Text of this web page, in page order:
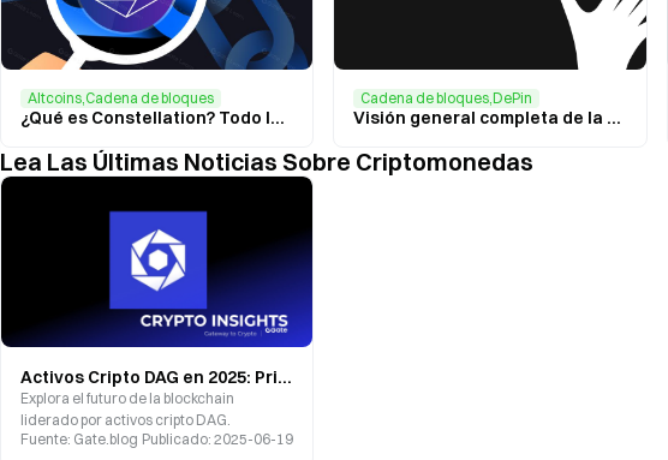
Altcoins,Cadena de bloques
¿Qué es Constellation? Todo lo que necesitas saber sobre DAG
Cadena de bloques,DePin
Visión general completa de la red U2U: Una cadena pública DePIN basada en DAG
Lea Las Últimas Noticias Sobre Criptomonedas
Activos Cripto DAG en 2025: Principales Proyectos y Oportunidades de Inversión
Explora el futuro de la blockchain
liderado por activos cripto DAG.
Fuente: Gate.blog Publicado:2025-06-19